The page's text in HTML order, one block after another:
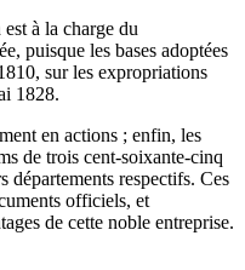
à la charge du
puisque les bases adoptées
sur les expropriations
1828.
en actions ; enfin, les
de trois cent-soixante-cinq
respectifs. Ces
officiels, et
de cette noble entreprise.